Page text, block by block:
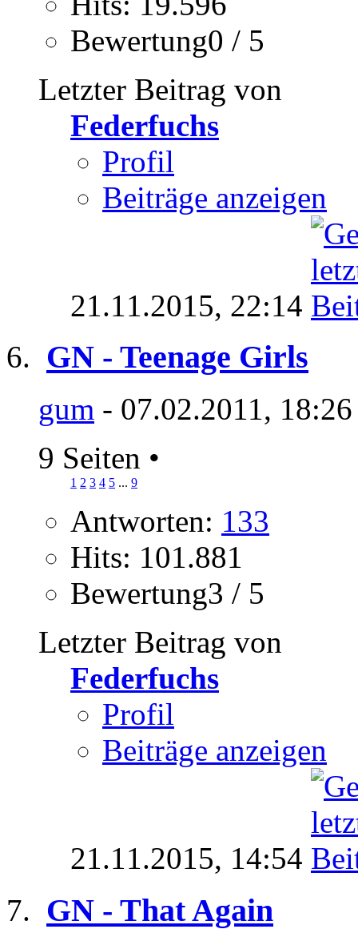
Bewertung0 / 5
Letzter Beitrag von
Federfuchs
Profil
Beiträge anzeigen
21.11.2015, 22:14
GN - Teenage Girls
gum - 07.02.2011,
9 Seiten •
1 2 3 4 5 ... 9
Antworten: 133
Hits: 101.881
Bewertung3 / 5
Letzter Beitrag von
Federfuchs
Profil
Beiträge anzeigen
21.11.2015, 14:54
GN - That Again